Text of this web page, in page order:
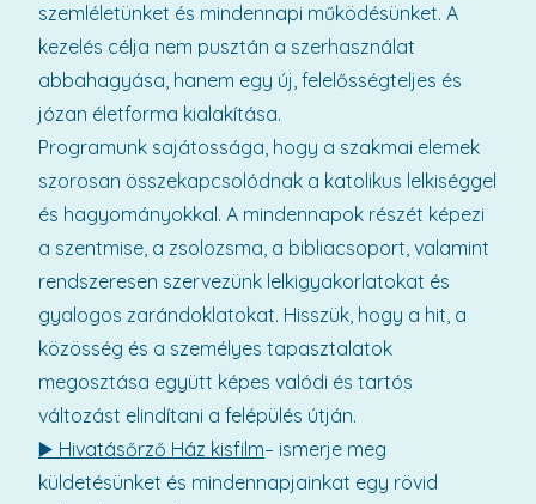
szemléletünket és mindennapi működésünket. A
kezelés célja nem pusztán a szerhasználat
abbahagyása, hanem egy új, felelősségteljes és
józan életforma kialakítása.
Programunk sajátossága, hogy a szakmai elemek
szorosan összekapcsolódnak a katolikus lelkiséggel
és hagyományokkal. A mindennapok részét képezi
a szentmise, a zsolozsma, a bibliacsoport, valamint
rendszeresen szervezünk lelkigyakorlatokat és
gyalogos zarándoklatokat. Hisszük, hogy a hit, a
közösség és a személyes tapasztalatok
megosztása együtt képes valódi és tartós
változást elindítani a felépülés útján.
▶️ Hivatásőrző Ház kisfilm– ismerje meg
küldetésünket és mindennapjainkat egy rövid